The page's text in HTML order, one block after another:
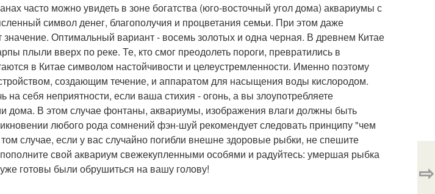
часто можно увидеть в зоне богатства (юго-восточный угол дома) аквариумы с
символ денег, благополучия и процветания семьи. При этом даже
значение. Оптимальный вариант - восемь золотых и одна черная. В древнем Китае
плыли вверх по реке. Те, кто смог преодолеть пороги, превратились в
в Китае символом настойчивости и целеустремленности. Именно поэтому
создающим течение, и аппаратом для насыщения воды кислородом.
на себя неприятности, если ваша стихия - огонь, а вы злоупотребляете
В этом случае фонтаны, аквариумы, изображения влаги должны быть
любого рода сомнений фэн-шуй рекомендует следовать принципу "чем
случае, если у вас случайно погибли внешне здоровые рыбки, не спешите
свой аквариум свежекупленными особями и радуйтесь: умершая рыбка
готовы были обрушиться на вашу голову!
⇨